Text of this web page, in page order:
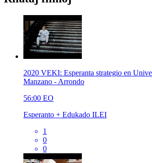
2020 VEKI: Esperanta strategio en
Manzano - Arrondo
56:00 EO
Esperanto + Edukado ILEI
1
0
0